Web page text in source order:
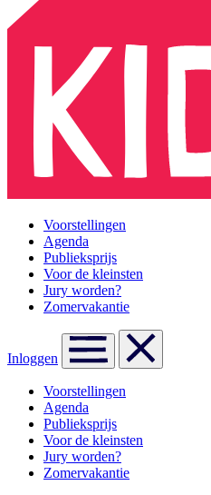
Voorstellingen
Agenda
Publieksprijs
Voor de kleinsten
Jury worden?
Zomervakantie
Inloggen
Voorstellingen
Agenda
Publieksprijs
Voor de kleinsten
Jury worden?
Zomervakantie